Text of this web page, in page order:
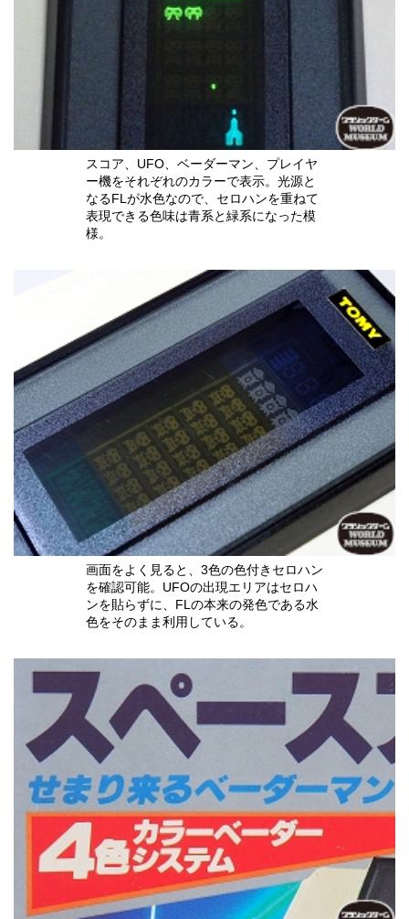
スコア、UFO、ベーダーマン、プレイヤ
ー機をそれぞれのカラーで表示。光源と
なるFLが水色なので、セロハンを重ねて
表現できる色味は青系と緑系になった模
様。
画面をよく見ると、3色の色付きセロハン
を確認可能。UFOの出現エリアはセロハ
ンを貼らずに、FLの本来の発色である水
色をそのまま利用している。